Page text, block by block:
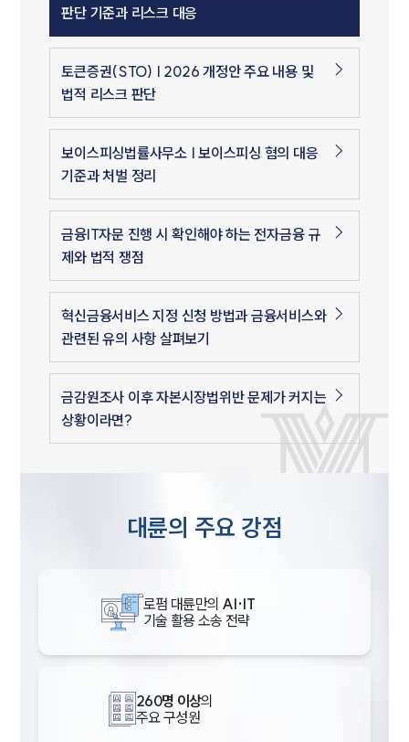
판단 기준과 리스크 대응
토큰증권(STO) | 2026 개정안 주요 내용 및
법적 리스크 판단
보이스피싱법률사무소 | 보이스피싱 혐의 대응
기준과 처벌 정리
금융IT자문 진행 시 확인해야 하는 전자금융 규
제와 법적 쟁점
혁신금융서비스 지정 신청 방법과 금융서비스와
관련된 유의 사항 살펴보기
금감원조사 이후 자본시장법위반 문제가 커지는
상황이라면?
대륜의 주요 강점
로펌 대륜만의 AI·IT
기술 활용 소송 전략
260명 이상의
주요 구성원